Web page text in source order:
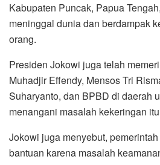
Kabupaten Puncak, Papua
meninggal dunia dan berdampak
orang.
Presiden Jokowi juga telah
Muhadjir Effendy, Mensos Tri
Suharyanto, dan BPBD di daerah
menangani masalah kekeringan
Jokowi juga menyebut,
bantuan karena masalah